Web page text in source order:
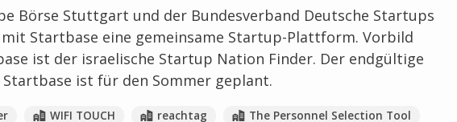
Börse Stuttgart und der Bundesverband Deutsche Startups
mit Startbase eine gemeinsame Startup-Plattform. Vorbild
ist der israelische Startup Nation Finder. Der endgültige
ist für den Sommer geplant.
WIFI TOUCH reachtag The Personnel Selection Tool